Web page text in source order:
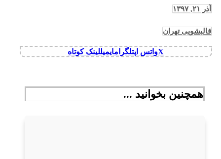
آذر ۲۱, ۱۳۹۷
قالیشویی تهران
Xواتس اپتلگرامایمیللینک کوتاه
همچنین بخوانید ...